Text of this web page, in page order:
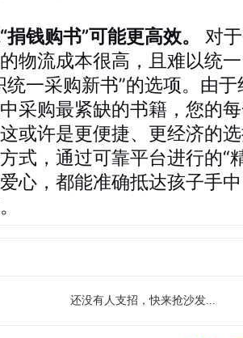
钱购书”可能更高效。
对
物流成本很高，且难以统
统一采购新书”的选项。由
采购最紧缺的书籍，您的
或许是更便捷、更经济的
式，通过可靠平台进行的“
心，都能准确抵达孩子手
还没有人支招，快来抢沙发...